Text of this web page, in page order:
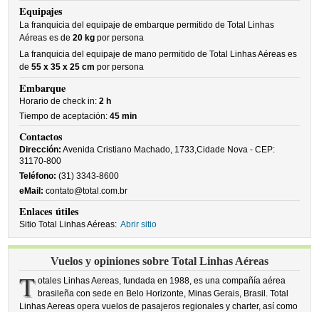
Equipajes
La franquicia del equipaje de embarque permitido de Total Linhas
Aéreas es de20 kg por persona
La franquicia del equipaje de mano permitido de Total Linhas Aéreas es
de55 x 35 x 25 cm por persona
Embarque
Horario de check in:2 h
Tiempo de aceptación:45 min
Contactos
Dirección: Avenida Cristiano Machado, 1733,Cidade Nova - CEP:
31170-800
Teléfono: (31) 3343-8600
eMail: contato@total.com.br
Enlaces útiles
Sitio Total Linhas Aéreas: Abrir sitio
Vuelos y opiniones sobre Total Linhas Aéreas
T otales Linhas Aereas, fundada en 1988, es una compañía aérea
brasileña con sede en Belo Horizonte, Minas Gerais, Brasil. Total
Linhas Aereas opera vuelos de pasajeros regionales y charter, así como